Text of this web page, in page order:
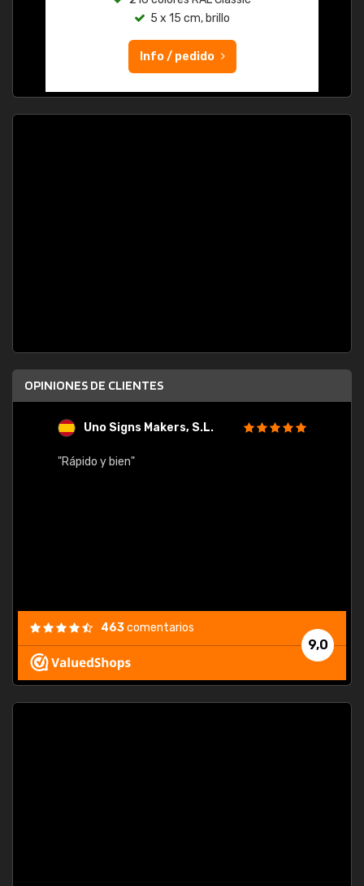
5 x 15 cm, brillo
Info / pedido
OPINIONES DE CLIENTES
Uno Signs Makers, S.L.
"Rápido y bien"
9,0
463comentarios